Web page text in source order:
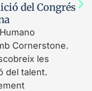
del Congrés
Cornerstone.
les
del talent.